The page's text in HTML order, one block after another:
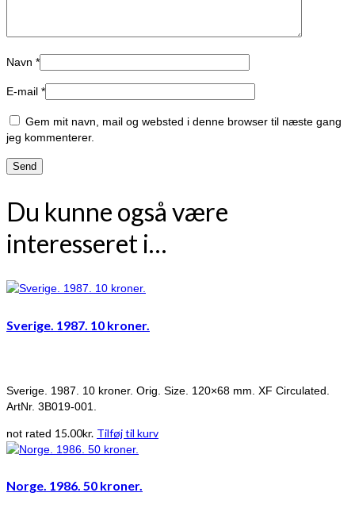
Navn *
E-mail *
Gem mit navn, mail og websted i denne browser til næste gang
jeg kommenterer.
Du kunne også være
interesseret i…
Sverige. 1987. 10 kroner.
Sverige. 1987. 10 kroner. Orig. Size. 120×68 mm. XF Circulated.
ArtNr. 3B019-001.
not rated 15.00kr. Tilføj til kurv
Norge. 1986. 50 kroner.